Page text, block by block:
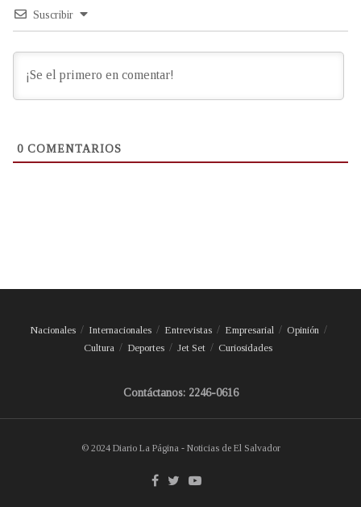
Suscribir
0 COMENTARIOS
Nacionales Internacionales Entrevistas Empresarial
Opinión
Cultura
Deportes Jet Set Curiosidades
Contáctanos: 2246-0616
© 2024 Diario La Página - Noticias de El Salvador